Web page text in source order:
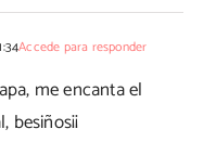
Accede para responder
me encanta el